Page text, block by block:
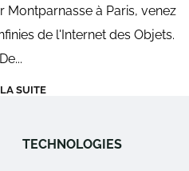
Montparnasse à Paris, venez
de l'Internet des Objets.
De...
SUITE
TECHNOLOGIES